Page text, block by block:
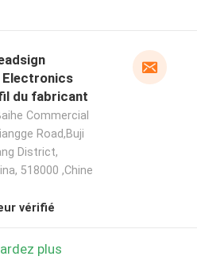
du fabricant
Commercial
Road,Buji
District,
518000 ,Chine
vérifié
plus